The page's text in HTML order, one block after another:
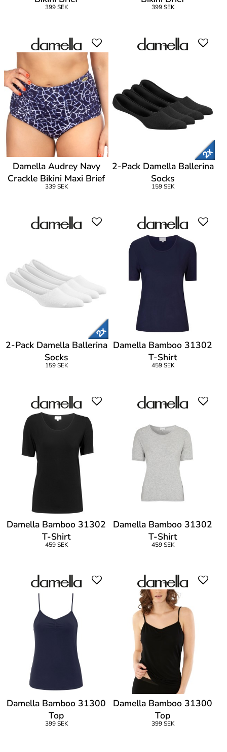
399 SEK 399 SEK
Damella Audrey Navy
Crackle Bikini Maxi Brief
339 SEK
2-Pack Damella Ballerina
Socks
159 SEK
2-Pack Damella Ballerina
Socks
159 SEK
Damella Bamboo 31302
T-Shirt
459 SEK
Damella Bamboo 31302
T-Shirt
459 SEK
Damella Bamboo 31302
T-Shirt
459 SEK
Damella Bamboo 31300
Top
399 SEK
Damella Bamboo 31300
Top
399 SEK